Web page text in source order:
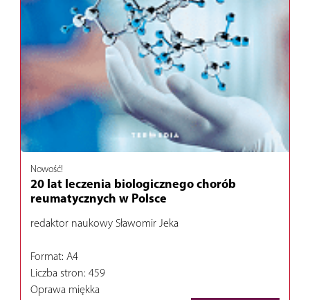
Nowość!
20 lat leczenia biologicznego chorób
reumatycznych w Polsce
redaktor naukowy Sławomir Jeka
Format: A4
Liczba stron: 459
Oprawa miękka